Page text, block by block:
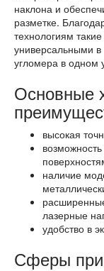
наклона и
разметке.
технологиям
универсальными
угломера в одном
Основные
высокая
наличие
лазерные
удобство в
Сферы